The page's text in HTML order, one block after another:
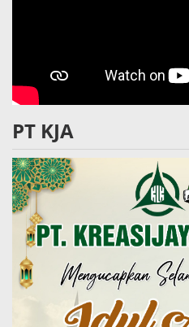
PT KJA